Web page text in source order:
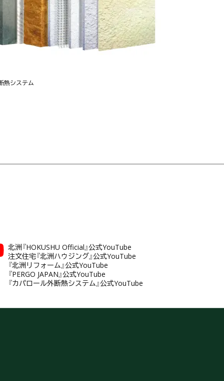
熱システム
北洲『HOKUSHU Official』公式YouTube
注文住宅『北洲ハウジング』公式YouTube
『北洲リフォーム』公式YouTube
『PERGO JAPAN』公式YouTube
『カパロール外断熱システム』公式YouTube